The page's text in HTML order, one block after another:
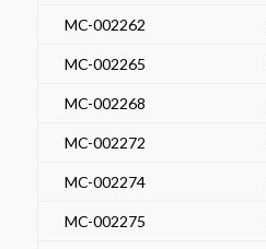
MC-002262
MC-002265
MC-002268
MC-002272
MC-002274
MC-002275